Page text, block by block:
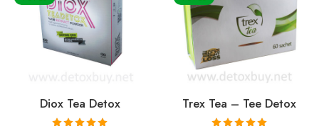
Diox Tea Detox Trex Tea – Tee Detox